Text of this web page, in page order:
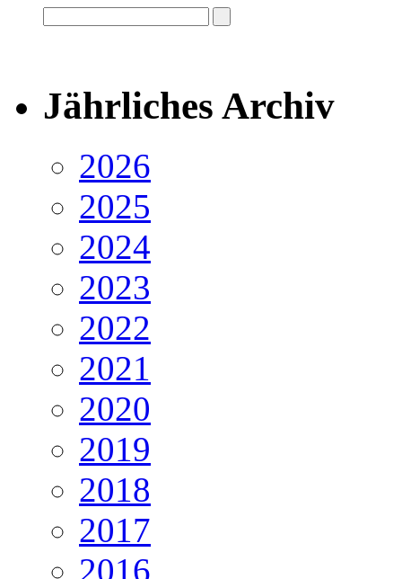
Jährliches Archiv
2026
2025
2024
2023
2022
2021
2020
2019
2018
2017
2016